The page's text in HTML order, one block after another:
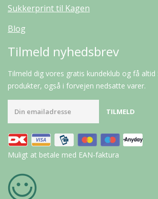
Sukkerprint til Kagen
Blog
Tilmeld nyhedsbrev
Tilmeld dig vores gratis kundeklub og få altid
produkter, også i forvejen nedsatte varer.
Muligt at betale med EAN-faktura